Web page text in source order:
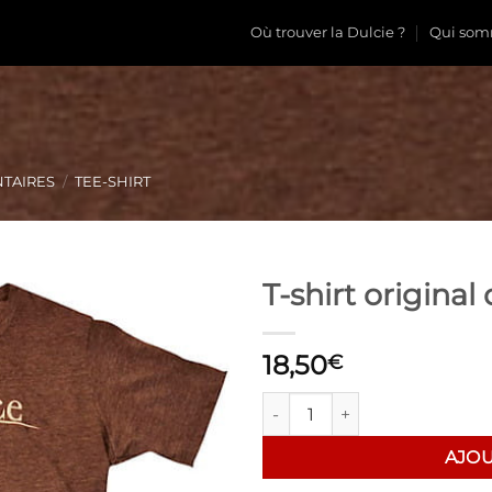
Où trouver la Dulcie ? Qui
/ TEE-SHIRT
T-shirt original
18,50€
quantité de T-shirt original